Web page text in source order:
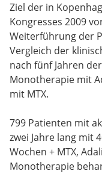
Ziel der in
Kongresses 2009
Weiterführung der
Vergleich der
nach fünf Jahren
Monotherapie mit
mit MTX.
799 Patienten mit
zwei Jahre lang mit
Wochen + MTX,
Monotherapie